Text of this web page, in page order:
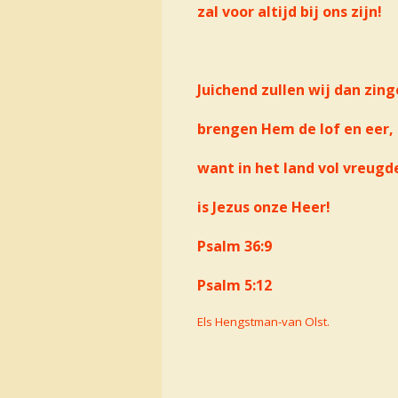
zal voor altijd bij ons zijn!
Juichend zullen wij dan
brengen Hem de lof en eer,
want in het land vol
is Jezus onze Heer!
Psalm 36:9
Psalm 5:12
Els Hengstman-van Olst.